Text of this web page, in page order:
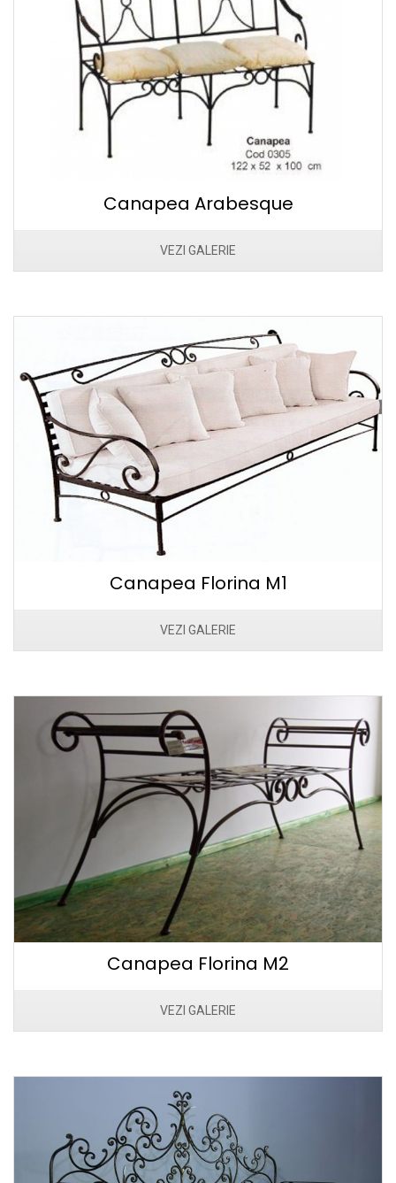
Canapea Arabesque
VEZI GALERIE
Canapea Florina M1
VEZI GALERIE
Canapea Florina M2
VEZI GALERIE